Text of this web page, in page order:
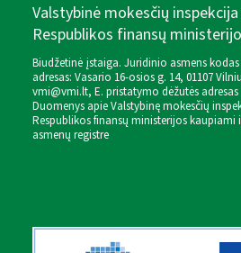
Valstybinė mokesčių
Respublikos finansų
Biudžetinė įstaiga. Juridinio asmens kodas
adresas: Vasario 16-osios g. 14, 01107
vmi@vmi.lt, E. pristatymo dėžutės adresas
Duomenys apie Valstybinę mokesčių
Respublikos finansų ministerijos
asmenų registre